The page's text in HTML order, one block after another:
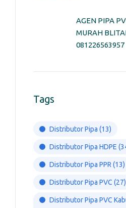
AGEN PIPA
MURAH
081226563957
Tags
Distributor Pipa (13)
Distributor Pipa HDPE
Distributor Pipa PPR (13)
Distributor Pipa PVC (27)
Distributor Pipa PVC